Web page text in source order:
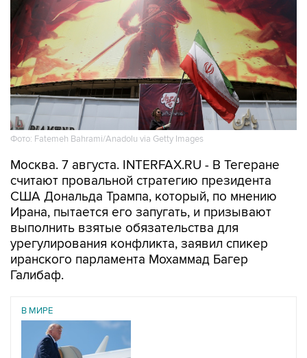
Фото: Fatemeh Bahrami/Anadolu via Getty Images
Москва. 7 августа. INTERFAX.RU - В Тегеране
считают провальной стратегию президента
США Дональда Трампа, который, по мнению
Ирана, пытается его запугать, и призывают
выполнить взятые обязательства для
урегулирования конфликта, заявил спикер
иранского парламента Мохаммад Багер
Галибаф.
В МИРЕ